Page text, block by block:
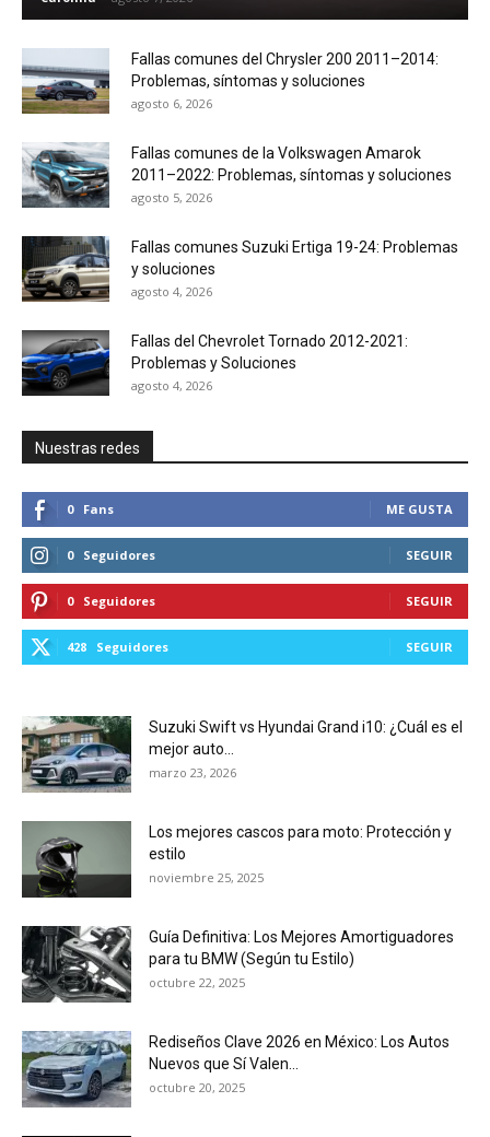
Fallas comunes del Chrysler 200 2011–2014:
Problemas, síntomas y soluciones
agosto 6, 2026
Fallas comunes de la Volkswagen Amarok
2011–2022: Problemas, síntomas y soluciones
agosto 5, 2026
Fallas comunes Suzuki Ertiga 19-24: Problemas
y soluciones
agosto 4, 2026
Fallas del Chevrolet Tornado 2012-2021:
Problemas y Soluciones
agosto 4, 2026
Nuestras redes
0 Fans ME GUSTA
0 Seguidores SEGUIR
0 Seguidores SEGUIR
428 Seguidores SEGUIR
Suzuki Swift vs Hyundai Grand i10: ¿Cuál es el
mejor auto...
marzo 23, 2026
Los mejores cascos para moto: Protección y
estilo
noviembre 25, 2025
Guía Definitiva: Los Mejores Amortiguadores
para tu BMW (Según tu Estilo)
octubre 22, 2025
Rediseños Clave 2026 en México: Los Autos
Nuevos que Sí Valen...
octubre 20, 2025